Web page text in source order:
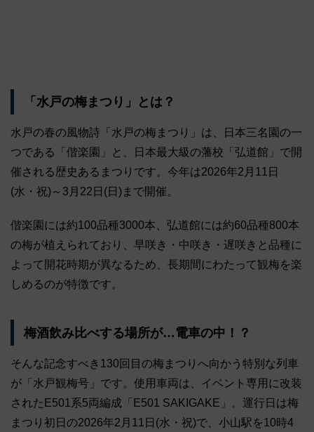
「水戸の梅まつり」とは？
水戸の春の風物詩「水戸の梅まつり」は、日本三名園の一
つである「偕楽園」と、日本最大級の藩校「弘道館」で開
催される歴史あるまつりです。今年は2026年2月11日
(水・祝)～3月22日(日)まで開催。
偕楽園には約100品種3000本、弘道館には約60品種800本
の梅が植えられており、早咲き・中咲き・遅咲きと品種に
よって開花時期が異なるため、長期間にわたって観梅を楽
しめるのが特徴です。
梅酒飲み比べする場所が…電車の中！？
そんな記念すべき130回目の梅まつりへ向かう特別な列車
が「水戸観梅号」です。使用車両は、イベント専用に改装
されたE501系5両編成「E501 SAKIGAKE」。運行日は梅
まつり初日の2026年2月11日(水・祝)で、小山駅を10時4